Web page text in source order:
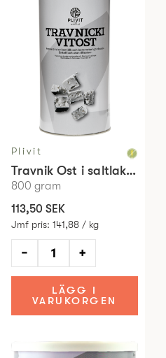
Plivit
Travnik Ost i saltlake 55%
800 gram
113,50 SEK
Jmf pris: 141,88 / kg
− +
LÄGG I
VARUKORGEN